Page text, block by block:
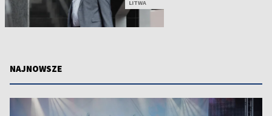
LITWA
NAJNOWSZE